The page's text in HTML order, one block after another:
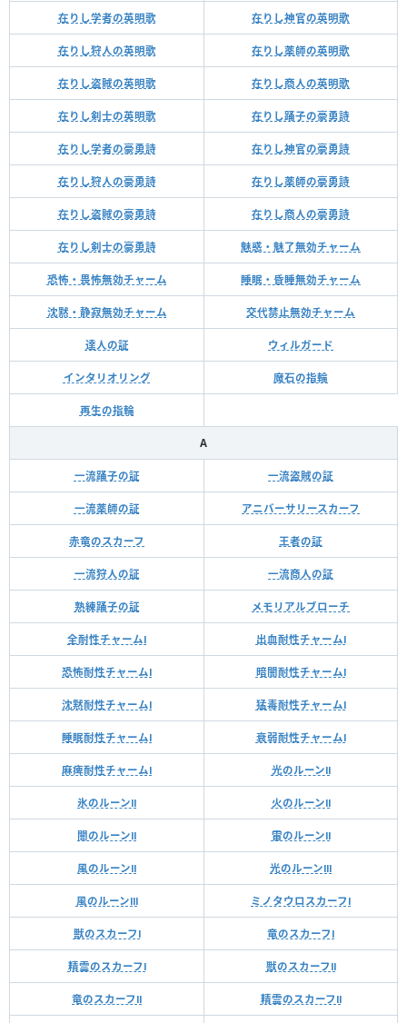
在りし学者の英明歌 在りし神官の英明歌
在りし狩人の英明歌 在りし薬師の英明歌
在りし盗賊の英明歌 在りし商人の英明歌
在りし剣士の英明歌 在りし踊子の豪勇詩
在りし学者の豪勇詩 在りし神官の豪勇詩
在りし狩人の豪勇詩 在りし薬師の豪勇詩
在りし盗賊の豪勇詩 在りし商人の豪勇詩
在りし剣士の豪勇詩 魅惑・魅了無効チャーム
恐怖・畏怖無効チャーム 睡眠・昏睡無効チャーム
沈黙・静寂無効チャーム 交代禁止無効チャーム
達人の証 ウィルガード
インタリオリング 魔石の指輪
再生の指輪
A
一流踊子の証 一流盗賊の証
一流薬師の証 アニバーサリースカーフ
赤竜のスカーフ 王者の証
一流狩人の証 一流商人の証
熟練踊子の証 メモリアルブローチ
全耐性チャームⅠ 出血耐性チャームⅠ
恐怖耐性チャームⅠ 暗闇耐性チャームⅠ
沈黙耐性チャームⅠ 猛毒耐性チャームⅠ
睡眠耐性チャームⅠ 衰弱耐性チャームⅠ
麻痺耐性チャームⅠ 光のルーンⅡ
氷のルーンⅡ 火のルーンⅡ
闇のルーンⅡ 雷のルーンⅡ
風のルーンⅡ 光のルーンⅢ
風のルーンⅢ ミノタウロスカーフⅠ
獣のスカーフⅠ 竜のスカーフⅠ
精霊のスカーフⅠ 獣のスカーフⅡ
竜のスカーフⅡ 精霊のスカーフⅡ